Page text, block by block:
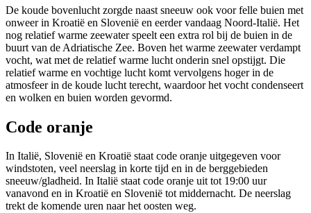
De koude bovenlucht zorgde naast sneeuw ook voor felle buien met
onweer in Kroatië en Slovenië en eerder vandaag Noord-Italië. Het
nog relatief warme zeewater speelt een extra rol bij de buien in de
buurt van de Adriatische Zee. Boven het warme zeewater verdampt
vocht, wat met de relatief warme lucht onderin snel opstijgt. Die
relatief warme en vochtige lucht komt vervolgens hoger in de
atmosfeer in de koude lucht terecht, waardoor het vocht condenseert
en wolken en buien worden gevormd.
Code oranje
In Italië, Slovenië en Kroatië staat code oranje uitgegeven voor
windstoten, veel neerslag in korte tijd en in de berggebieden
sneeuw/gladheid. In Italië staat code oranje uit tot 19:00 uur
vanavond en in Kroatië en Slovenië tot middernacht. De neerslag
trekt de komende uren naar het oosten weg.